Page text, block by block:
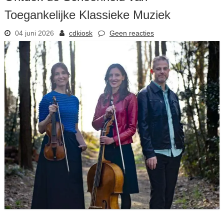
Toegankelijke Klassieke Muziek
04 juni 2026 cdkiosk Geen reacties